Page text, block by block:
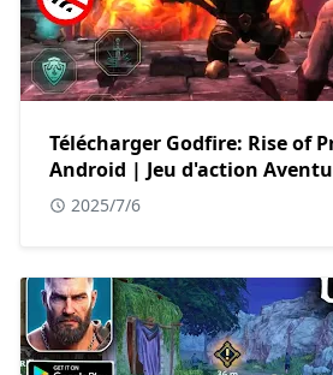
Télécharger Godfire: Rise of
Android | Jeu d'action
2025/7/6